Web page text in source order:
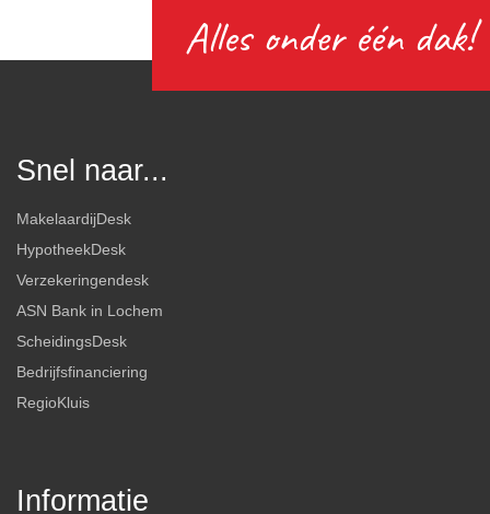
Alles onder één dak!
Snel naar...
MakelaardijDesk
HypotheekDesk
Verzekeringendesk
ASN Bank in Lochem
ScheidingsDesk
Bedrijfsfinanciering
RegioKluis
Informatie